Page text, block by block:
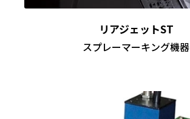
リアジェットST
スプレーマーキング機器